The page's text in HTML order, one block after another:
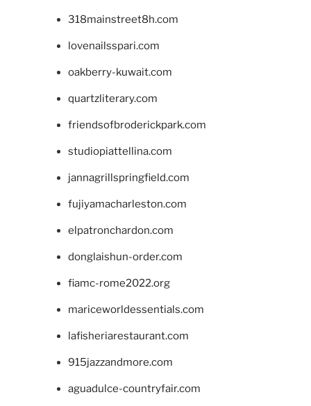
318mainstreet8h.com
lovenailsspari.com
oakberry-kuwait.com
quartzliterary.com
friendsofbroderickpark.com
studiopiattellina.com
jannagrillspringfield.com
fujiyamacharleston.com
elpatronchardon.com
donglaishun-order.com
fiamc-rome2022.org
mariceworldessentials.com
lafisheriarestaurant.com
915jazzandmore.com
aguadulce-countryfair.com